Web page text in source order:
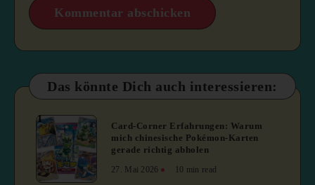
Das könnte Dich auch interessieren:
1
Card-Corner Erfahrungen: Warum
mich chinesische Pokémon-Karten
gerade richtig abholen
27. Mai 2026 10 min read